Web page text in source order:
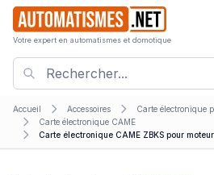
Votre expert en automatismes et domotique
Accueil Accessoires
Carte électronique
Carte électronique CAME
Carte électronique CAME ZBKS pour